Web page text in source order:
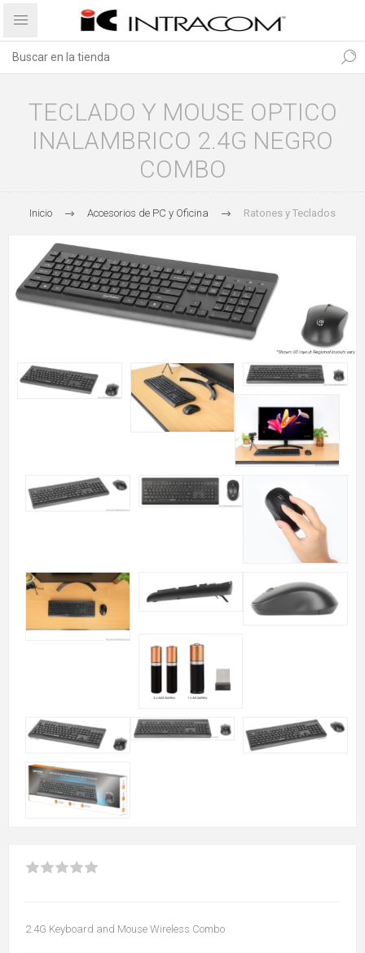
TECLADO Y MOUSE OPTICO
INALAMBRICO 2.4G NEGRO
COMBO
Inicio Accesorios de PC y Oficina Ratones y Teclados
2.4G Keyboard and Mouse Wireless Combo